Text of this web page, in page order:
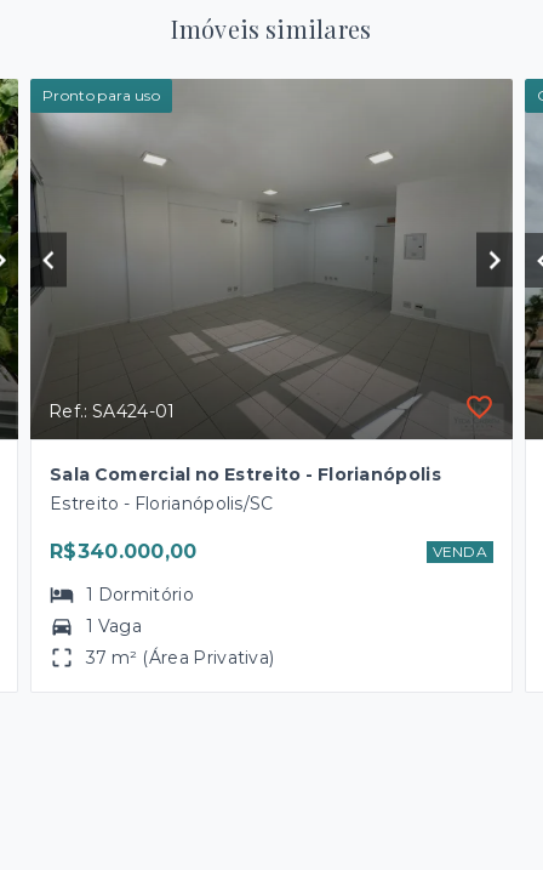
Imóveis similares
Pronto para uso
Ref.: SA424-01
Sala Comercial no Estreito - Florianópolis
Estreito - Florianópolis/SC
R$340.000,00 VENDA
1 Dormitório
1 Vaga
37 m² (Área Privativa)